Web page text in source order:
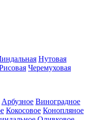
Нутовая
Черемуховая
Арбузное Виноградное
Кокосовое Конопляное